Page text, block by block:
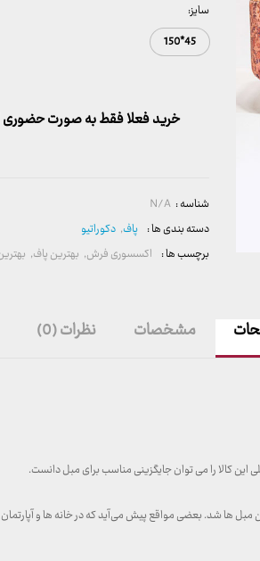
سایز:
45*150
خرید فعلا فقط به صورت حضوری
شناسه : N/A
دسته بندی ها : پاف, دکوراتیو
برچسب ها : اکسسوری فرش, بهترین پاف,
مشخصات نظرات (0)
این کالا را می ‌توان جایگزینی مناسب برای مبل دانست.
مبل‌ ها شد. بعضی مواقع پیش می‌آید که در خانه ‌ها و